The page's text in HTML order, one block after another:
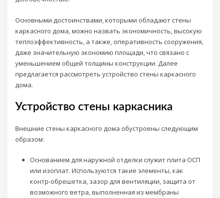
Основными достоинствами, которыми обладают стены
каркасного дома, можно назвать экономичность, высокую
теплоэффективность, а также, оперативность сооружения,
даже значительную экономию площади, что связано с
уменьшением общей толщины конструкции. Далее
предлагается рассмотреть устройство стены каркасного
дома.
Устройство стены каркасника
Внешние стены каркасного дома обустроены следующим
образом:
Основанием для наружной отделки служит плита ОСП
или изоплат. Используются такие элементы, как
контр-обрешетка, зазор для вентиляции, защита от
возможного ветра, выполненная из мембраны